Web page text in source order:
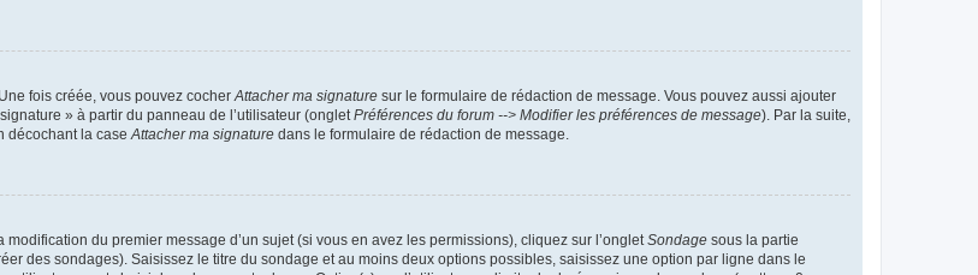
fois créée, vous pouvez cocherAttacher ma signature sur le formulaire de rédaction de message. Vous pouvez aussi ajouter
» à partir du panneau de l’utilisateur (ongletPréférences du forum --> Modifier les préférences de message). Par la suite,
décochant la caseAttacher ma signature dans le formulaire de rédaction de message.
du premier message d’un sujet (si vous en avez les permissions), cliquez sur l’ongletSondage sous la partie
des sondages). Saisissez le titre du sondage et au moins deux options possibles, saisissez une option par ligne dans le